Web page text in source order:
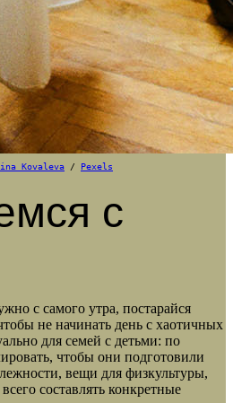
Kovaleva / Pexels
с
с самого утра, постарайся
не начинать день с хаотичных
для семей с детьми: по
чтобы они подготовили
вещи для физкультуры,
составлять конкретные